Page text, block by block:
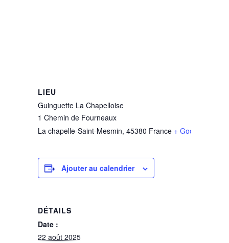
LIEU
Guinguette La Chapelloise
1 Chemin de Fourneaux
La chapelle-Saint-Mesmin, 45380 France + Google Map
Ajouter au calendrier
DÉTAILS
Date :
22 août 2025